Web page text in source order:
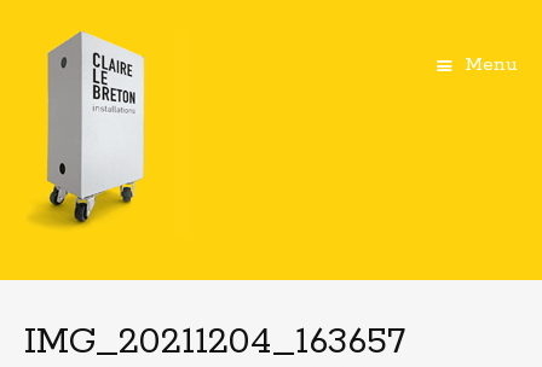
Menu
principal
IMG_20211204_163657